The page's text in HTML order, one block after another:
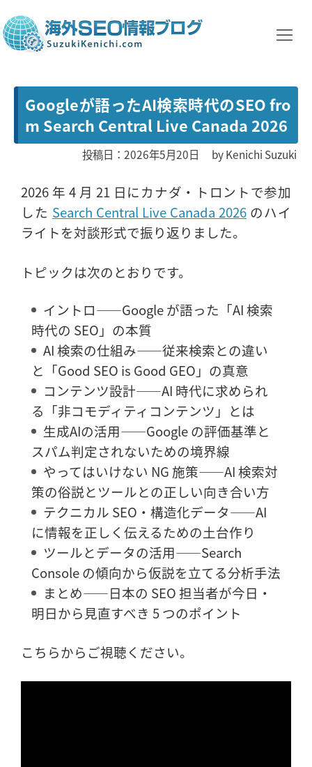
Googleが語ったAI検索時代のSEO fro
m Search Central Live Canada 2026
投稿日：2026年5月20日 byKenichi Suzuki
2026 年 4 月 21 日にカナダ・トロントで参加
した Search Central Live Canada 2026 のハイ
ライトを対談形式で振り返りました。
トピックは次のとおりです。
イントロ――Google が語った「AI 検索
時代の SEO」の本質
AI 検索の仕組み――従来検索との違い
と「Good SEO is Good GEO」の真意
コンテンツ設計――AI 時代に求められ
る「非コモディティコンテンツ」とは
生成AIの活用――Google の評価基準と
スパム判定されないための境界線
やってはいけない NG 施策――AI 検索対
策の俗説とツールとの正しい向き合い方
テクニカル SEO・構造化データ――AI
に情報を正しく伝えるための土台作り
ツールとデータの活用――Search
Console の傾向から仮説を立てる分析手法
まとめ――日本の SEO 担当者が今日・
明日から見直すべき 5 つのポイント
こちらからご視聴ください。